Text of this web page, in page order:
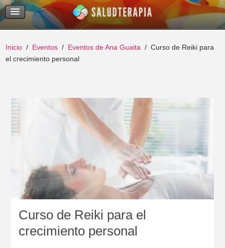
Temas Recientes
Buscar
Inicio Eventos Eventos de Ana Guaita
Curso de Reiki para
el crecimiento personal
Curso de Reiki para el
crecimiento personal